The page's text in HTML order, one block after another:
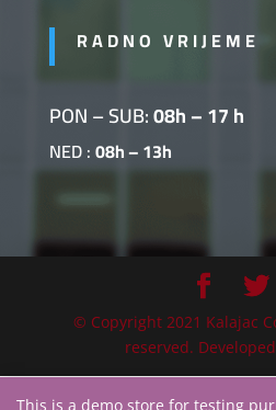
RADNO VRIJEME
PON – SUB:08h – 17 h
NED :08h – 13h
© Copyright 2021 Kalajac
reserved.
This is a demo store for testing